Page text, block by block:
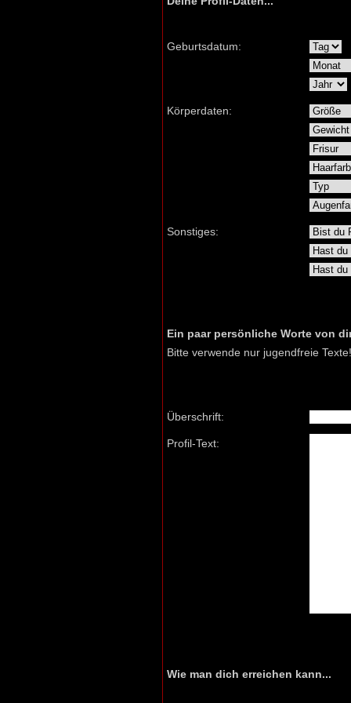
Geburtsdatum:
Körperdaten:
Sonstiges:
Ein paar persönliche Worte von
Bitte verwende nur jugendfreie Texte!
Überschrift:
Profil-Text:
Wie man dich erreichen kann...